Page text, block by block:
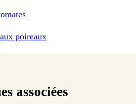
poireaux
associées